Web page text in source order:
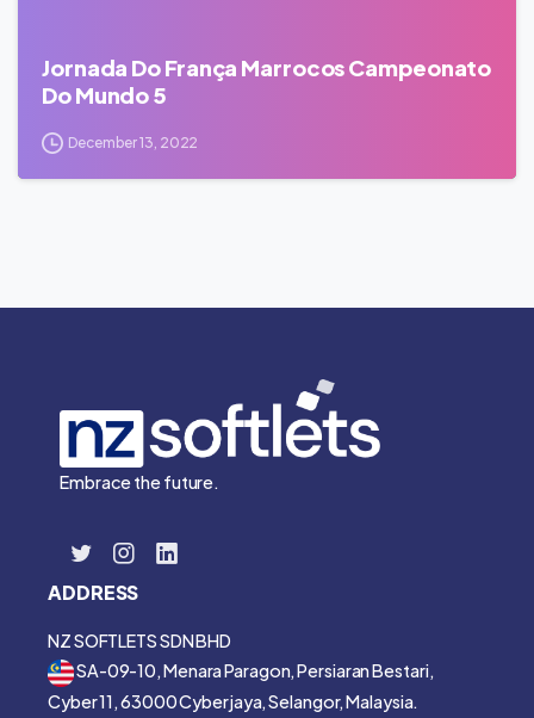
Jornada Do França Marrocos Campeonato
Do Mundo 5
December 13, 2022
Embrace the future.
ADDRESS
NZ SOFTLETS SDN BHD
SA-09-10, Menara Paragon, Persiaran Bestari,
Cyber 11, 63000 Cyberjaya, Selangor, Malaysia.